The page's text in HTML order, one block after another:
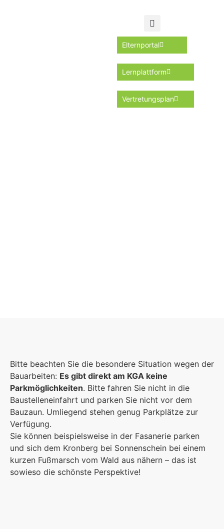
Elternportal
Lernplattform
Vertretungsplan
Es kommt auf jeden Einzelnen an, zusammen
sind wir eine starke Gemeinschaft.
Foto: KGA CC BY NC
Mehr erfahren
Bitte beachten Sie die besondere Situation wegen der
Bauarbeiten: Es gibt direkt am KGA keine
Parkmöglichkeiten. Bitte fahren Sie nicht in die
Baustelleneinfahrt und parken Sie nicht vor dem
Bauzaun. Umliegend stehen genug Parkplätze zur
Verfügung.
Sie können beispielsweise in der Fasanerie parken
und sich dem Kronberg bei Sonnenschein bei einem
kurzen Fußmarsch vom Wald aus nähern – das ist
sowieso die schönste Perspektive!